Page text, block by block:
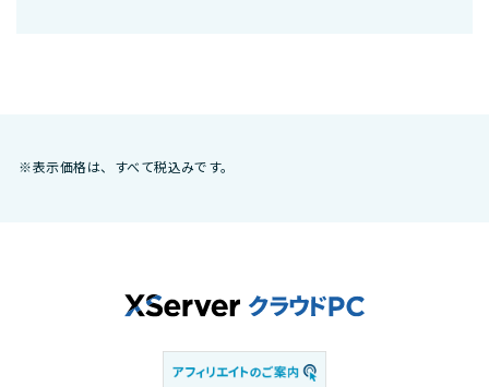
※表示価格は、すべて税込みです。